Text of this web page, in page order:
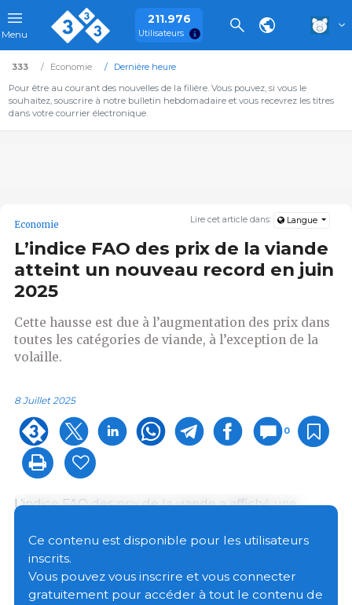
Menu
211.976
Utilisateurs
333 Economie
Dernière heure
Pour être au courant des nouvelles de la filière. Vous pouvez, si vous le
souhaitez, souscrire à notre bulletin hebdomadaire et vous recevrez les titres
dans votre courrier électronique.
Lire cet article dans: Langue
Economie
L’indice FAO des prix de la viande
atteint un nouveau record en juin
2025
Cette hausse est due à l’augmentation des prix dans
toutes les catégories de viande, à l’exception de la
volaille.
8 Juillet 2025
0
L’indice FAO des prix de la viande a affiché une
hausse de 1,6 point (1,3 pour cent) par rapport à la
valeur révisée d’avril et de 7,9 points (6,8 pour cent)
par rapport à son niveau d’il y a un an.
Ce contenu est disponible pour les utilisateurs
inscrits.
Vous pouvez vous inscrire et vous connecter
gratuitement pour accéder à tout le contenu de